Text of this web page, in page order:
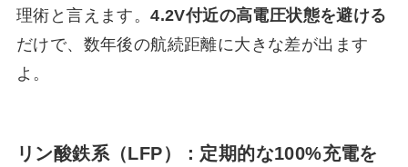
理術と言えます。4.2V付近の高電圧状態を避ける
だけで、数年後の航続距離に大きな差が出ます
よ。
リン酸鉄系（LFP）：定期的な100%充電を